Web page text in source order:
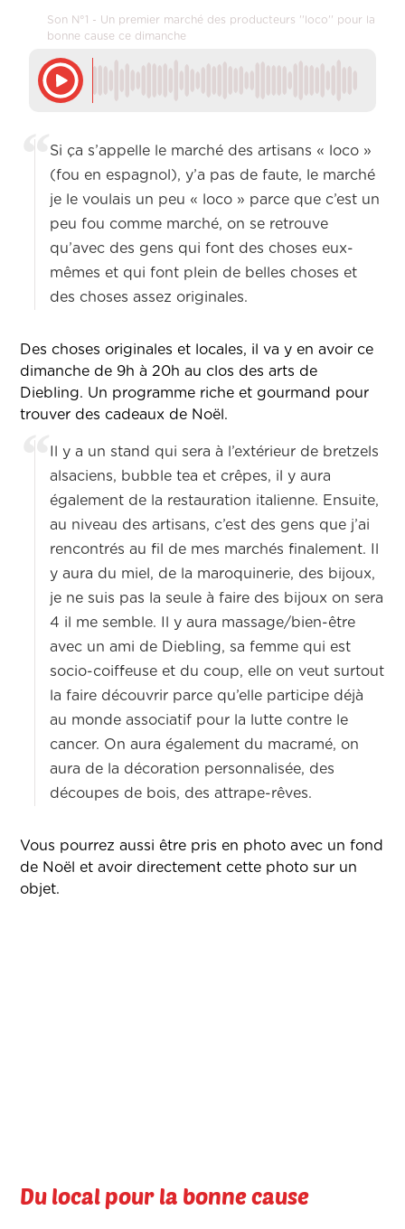
Son N°1 - Un premier marché des producteurs ''loco'' pour la
bonne cause ce dimanche
Si ça s’appelle le marché des artisans « loco »
(fou en espagnol), y’a pas de faute, le marché
je le voulais un peu « loco » parce que c’est un
peu fou comme marché, on se retrouve
qu’avec des gens qui font des choses eux-
mêmes et qui font plein de belles choses et
des choses assez originales.
Des choses originales et locales, il va y en avoir ce
dimanche de 9h à 20h au clos des arts de
Diebling. Un programme riche et gourmand pour
trouver des cadeaux de Noël.
Il y a un stand qui sera à l’extérieur de bretzels
alsaciens, bubble tea et crêpes, il y aura
également de la restauration italienne. Ensuite,
au niveau des artisans, c’est des gens que j’ai
rencontrés au fil de mes marchés finalement. Il
y aura du miel, de la maroquinerie, des bijoux,
je ne suis pas la seule à faire des bijoux on sera
4 il me semble. Il y aura massage/bien-être
avec un ami de Diebling, sa femme qui est
socio-coiffeuse et du coup, elle on veut surtout
la faire découvrir parce qu’elle participe déjà
au monde associatif pour la lutte contre le
cancer. On aura également du macramé, on
aura de la décoration personnalisée, des
découpes de bois, des attrape-rêves.
Vous pourrez aussi être pris en photo avec un fond
de Noël et avoir directement cette photo sur un
objet.
Du local pour la bonne cause